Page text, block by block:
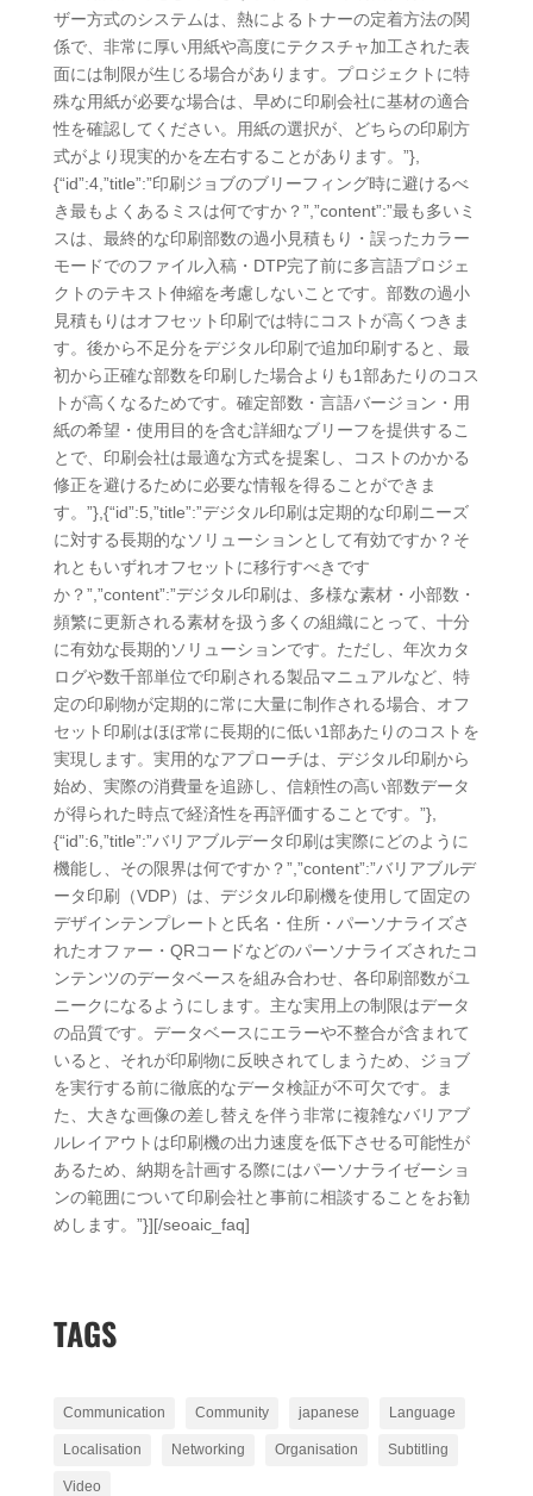
ザー方式のシステムは、熱によるトナーの定着方法の関
係で、非常に厚い用紙や高度にテクスチャ加工された表
面には制限が生じる場合があります。プロジェクトに特
殊な用紙が必要な場合は、早めに印刷会社に基材の適合
性を確認してください。用紙の選択が、どちらの印刷方
式がより現実的かを左右することがあります。”},
{“id”:4,”title”:”印刷ジョブのブリーフィング時に避けるべ
き最もよくあるミスは何ですか？”,”content”:”最も多いミ
スは、最終的な印刷部数の過小見積もり・誤ったカラー
モードでのファイル入稿・DTP完了前に多言語プロジェ
クトのテキスト伸縮を考慮しないことです。部数の過小
見積もりはオフセット印刷では特にコストが高くつきま
す。後から不足分をデジタル印刷で追加印刷すると、最
初から正確な部数を印刷した場合よりも1部あたりのコス
トが高くなるためです。確定部数・言語バージョン・用
紙の希望・使用目的を含む詳細なブリーフを提供するこ
とで、印刷会社は最適な方式を提案し、コストのかかる
修正を避けるために必要な情報を得ることができま
す。”},{“id”:5,”title”:”デジタル印刷は定期的な印刷ニーズ
に対する長期的なソリューションとして有効ですか？そ
れともいずれオフセットに移行すべきです
か？”,”content”:”デジタル印刷は、多様な素材・小部数・
頻繁に更新される素材を扱う多くの組織にとって、十分
に有効な長期的ソリューションです。ただし、年次カタ
ログや数千部単位で印刷される製品マニュアルなど、特
定の印刷物が定期的に常に大量に制作される場合、オフ
セット印刷はほぼ常に長期的に低い1部あたりのコストを
実現します。実用的なアプローチは、デジタル印刷から
始め、実際の消費量を追跡し、信頼性の高い部数データ
が得られた時点で経済性を再評価することです。”},
{“id”:6,”title”:”バリアブルデータ印刷は実際にどのように
機能し、その限界は何ですか？”,”content”:”バリアブルデ
ータ印刷（VDP）は、デジタル印刷機を使用して固定の
デザインテンプレートと氏名・住所・パーソナライズさ
れたオファー・QRコードなどのパーソナライズされたコ
ンテンツのデータベースを組み合わせ、各印刷部数がユ
ニークになるようにします。主な実用上の制限はデータ
の品質です。データベースにエラーや不整合が含まれて
いると、それが印刷物に反映されてしまうため、ジョブ
を実行する前に徹底的なデータ検証が不可欠です。ま
た、大きな画像の差し替えを伴う非常に複雑なバリアブ
ルレイアウトは印刷機の出力速度を低下させる可能性が
あるため、納期を計画する際にはパーソナライゼーショ
ンの範囲について印刷会社と事前に相談することをお勧
めします。”}][/seoaic_faq]
TAGS
Communication Community japanese Language
Localisation Networking Organisation Subtitling
Video